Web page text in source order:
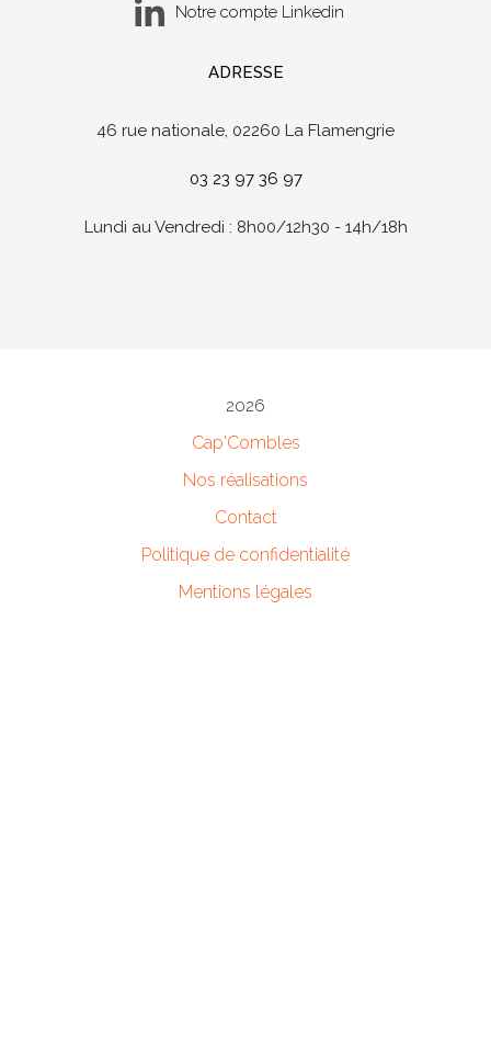
Notre compte Linkedin
ADRESSE
46 rue nationale, 02260 La Flamengrie
03 23 97 36 97
Lundi au Vendredi : 8h00/12h30 - 14h/18h
2026
Cap'Combles
Nos réalisations
Contact
Politique de confidentialité
Mentions légales